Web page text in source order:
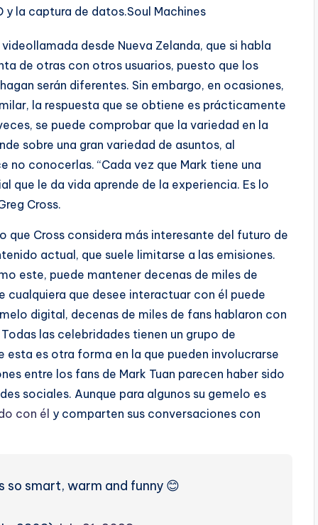
y la captura de datos.Soul Machines
desde Nueva Zelanda, que si habla
de otras con otros usuarios, puesto que los
serán diferentes. Sin embargo, en ocasiones,
la respuesta que se obtiene es prácticamente
se puede comprobar que la variedad en la
sobre una gran variedad de asuntos, al
conocerlas. “Cada vez que Mark tiene una
que le da vida aprende de la experiencia. Es lo
Cross.
que Cross considera más interesante del futuro de
actual, que suele limitarse a las emisiones.
este, puede mantener decenas de miles de
que desee interactuar con él puede
digital, decenas de miles de fans hablaron con
las celebridades tienen un grupo de
esta es otra forma en la que pueden involucrarse
entre los fans de Mark Tuan parecen haber sido
sociales. Aunque para algunos su gemelo es
con él y comparten sus conversaciones con
so smart, warm and funny 😊